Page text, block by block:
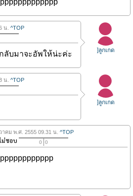
]ลูกเกด
น. ^TOP
ลับมาจะอัพให้น่ะค่ะ
]ลูกเกด
น. ^TOP
าคม พ.ศ. 2555 09.31 น. ^TOP
0 0